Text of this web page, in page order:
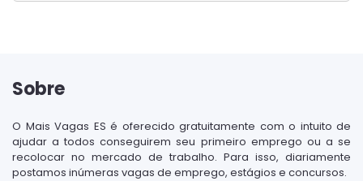
Sobre
O Mais Vagas ES é oferecido gratuitamente com o intuito de
ajudar a todos conseguirem seu primeiro emprego ou a se
recolocar no mercado de trabalho. Para isso, diariamente
postamos inúmeras vagas de emprego, estágios e concursos.